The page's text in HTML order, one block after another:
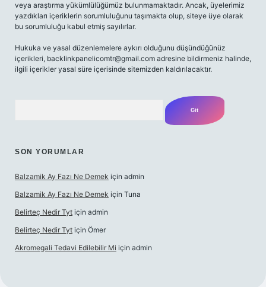
veya araştırma yükümlülüğümüz bulunmamaktadır. Ancak, üyelerimiz
yazdıkları içeriklerin sorumluluğunu taşımakta olup, siteye üye olarak
bu sorumluluğu kabul etmiş sayılırlar.
Hukuka ve yasal düzenlemelere aykırı olduğunu düşündüğünüz
içerikleri, backlinkpanelicomtr@gmail.com adresine bildirmeniz halinde,
ilgili içerikler yasal süre içerisinde sitemizden kaldırılacaktır.
SON YORUMLAR
Balzamik Ay Fazı Ne Demek için admin
Balzamik Ay Fazı Ne Demek için Tuna
Belirteç Nedir Tyt için admin
Belirteç Nedir Tyt için Ömer
Akromegali Tedavi Edilebilir Mi için admin